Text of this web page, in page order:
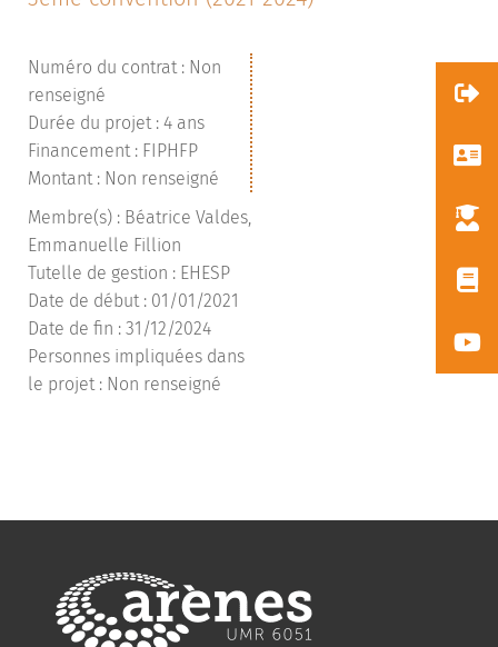
Numéro du contrat : Non
renseigné
Durée du projet : 4 ans
Financement : FIPHFP
Montant : Non renseigné
Membre(s) : Béatrice Valdes,
Emmanuelle Fillion
Tutelle de gestion : EHESP
Date de début : 01/01/2021
Date de fin : 31/12/2024
Personnes impliquées dans
le projet : Non renseigné